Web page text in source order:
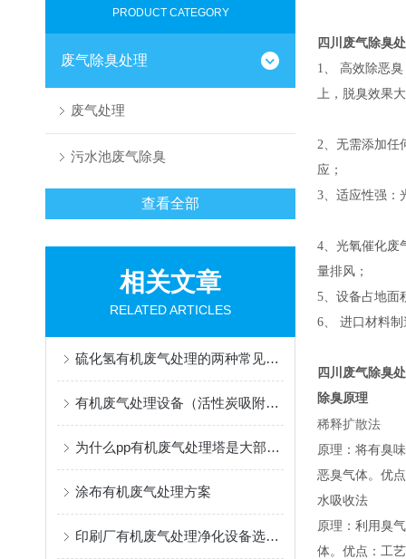
PRODUCT CATEGORY
废气除臭处理
废气处理
污水池废气除臭
查看全部
相关文章
RELATED ARTICLES
硫化氢有机废气处理的两种常见处理方法
有机废气处理设备（活性炭吸附设备）安全配置规范
为什么pp有机废气处理塔是大部分工厂处理废气的选择
涂布有机废气处理方案
印刷厂有机废气处理净化设备选择技巧
四川废气除臭
1、 高效除恶
上，脱臭效果
2、无需添加任
应
3、适应性强
4、光氧催化废
量排
5、设备占
6、 进口材料
四川废气除臭
除臭原理
稀释扩散法
原理：将有臭
恶臭气体。优
水吸收法
原理：利用臭
体。优点：工